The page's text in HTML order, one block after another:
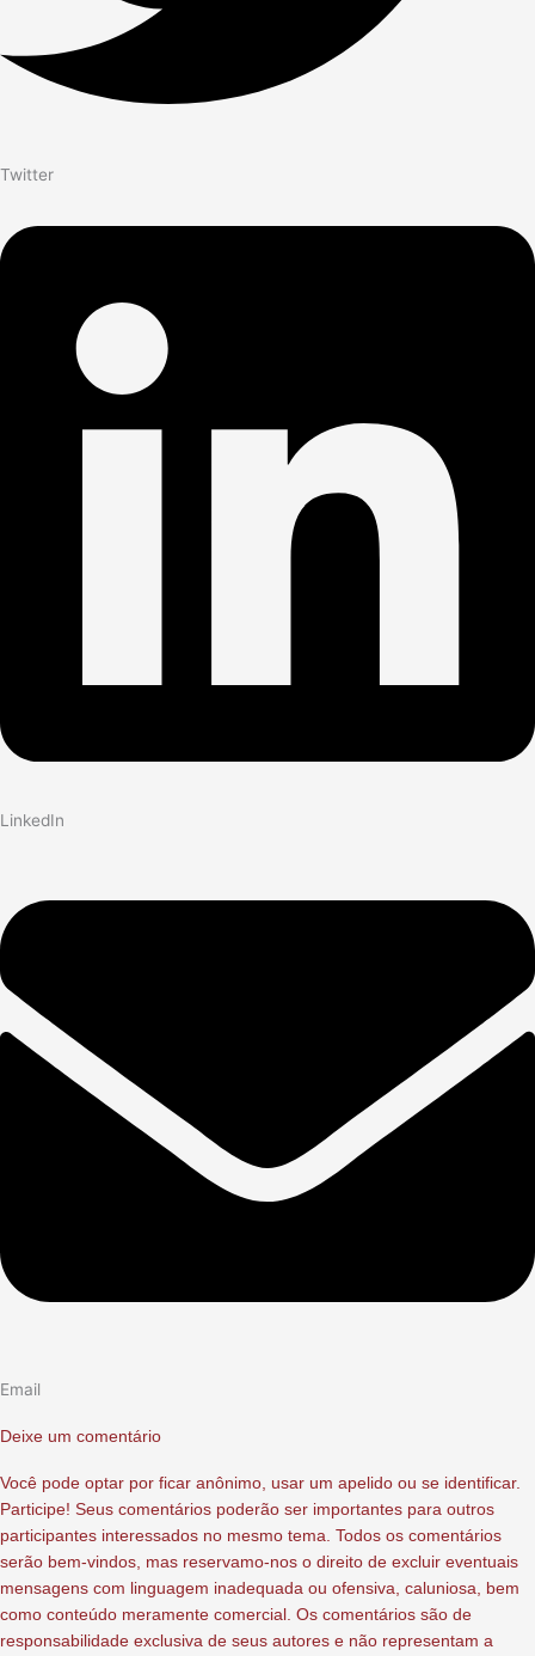
Twitter
LinkedIn
Email
Deixe um comentário
Você pode optar por ficar anônimo, usar um apelido ou se identificar.
Participe! Seus comentários poderão ser importantes para outros
participantes interessados no mesmo tema. Todos os comentários
serão bem-vindos, mas reservamo-nos o direito de excluir eventuais
mensagens com linguagem inadequada ou ofensiva, caluniosa, bem
como conteúdo meramente comercial. Os comentários são de
responsabilidade exclusiva de seus autores e não representam a